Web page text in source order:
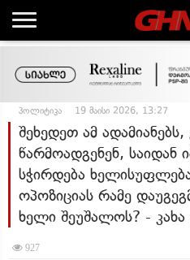
პოლიტიკა 19 მაისი 2026, 13:27
შეხედეთ ამ
წარმოადგენენ, საიდან
სჭირდება
ოპოზიციას რამე
ხელი შეუშალოს? - კახა
927